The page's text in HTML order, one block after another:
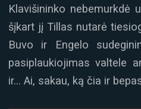
Klavišininko nebemurkdė
šįkart jį Tillas nutarė
Buvo ir Engelo
pasiplaukiojimas valtele
ir… Ai, sakau, ką čia ir